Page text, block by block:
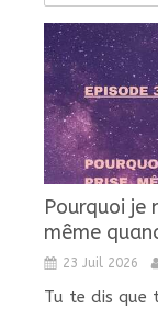
Pourquoi je
même
23 Juil 2026
Tu te dis que